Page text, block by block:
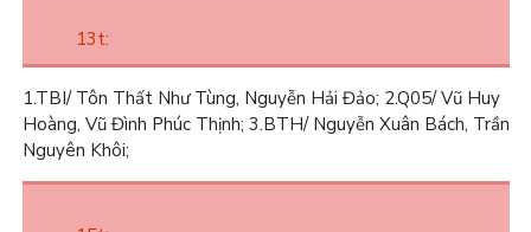
13t:
1.TBI/ Tôn Thất Như Tùng, Nguyễn Hải Đảo; 2.Q05/ Vũ Huy
Hoàng, Vũ Đình Phúc Thịnh; 3.BTH/ Nguyễn Xuân Bách, Trần
Nguyên Khôi;